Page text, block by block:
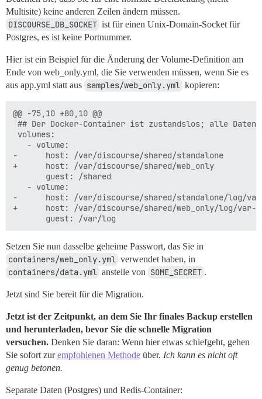
Multisite) keine anderen Zeilen ändern müssen.
DISCOURSE_DB_SOCKET ist für einen Unix-Domain-Socket für
Postgres, es ist keine Portnummer.
Hier ist ein Beispiel für die Änderung der Volume-Definition am
Ende von web_only.yml, die Sie verwenden müssen, wenn Sie es
aus app.yml statt aus samples/web_only.yml kopieren:
@@ -75,10 +80,10 @@
## Der Docker-Container ist zustandslos; alle Daten
volumes:
   - volume:
-      host: /var/discourse/shared/standalone
+      host: /var/discourse/shared/web_only
       guest: /shared
   - volume:
-      host: /var/discourse/shared/standalone/log/
+      host: /var/discourse/shared/web_only/log/var-
Setzen Sie nun dasselbe geheime Passwort, das Sie in
containers/web_only.yml verwendet haben, in
containers/data.yml anstelle von SOME_SECRET .
Jetzt sind Sie bereit für die Migration.
Jetzt ist der Zeitpunkt, an dem Sie Ihr finales Backup erstellen
und herunterladen, bevor Sie die schnelle Migration
versuchen. Denken Sie daran: Wenn hier etwas schiefgeht, gehen
Sie sofort zurempfohlenen Methode über. Ich kann es nicht oft
genug betonen.
Separate Daten (Postgres) und Redis-Container: